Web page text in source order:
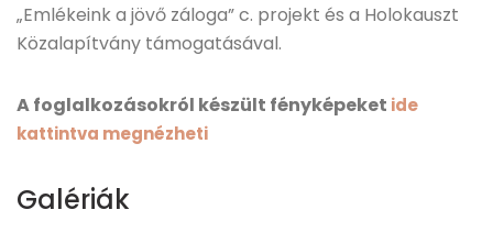
„Emlékeink a jövő záloga” c. projekt és a Holokauszt
Közalapítvány támogatásával.
A foglalkozásokról készült fényképeket ide
kattintva megnézheti
Galériák